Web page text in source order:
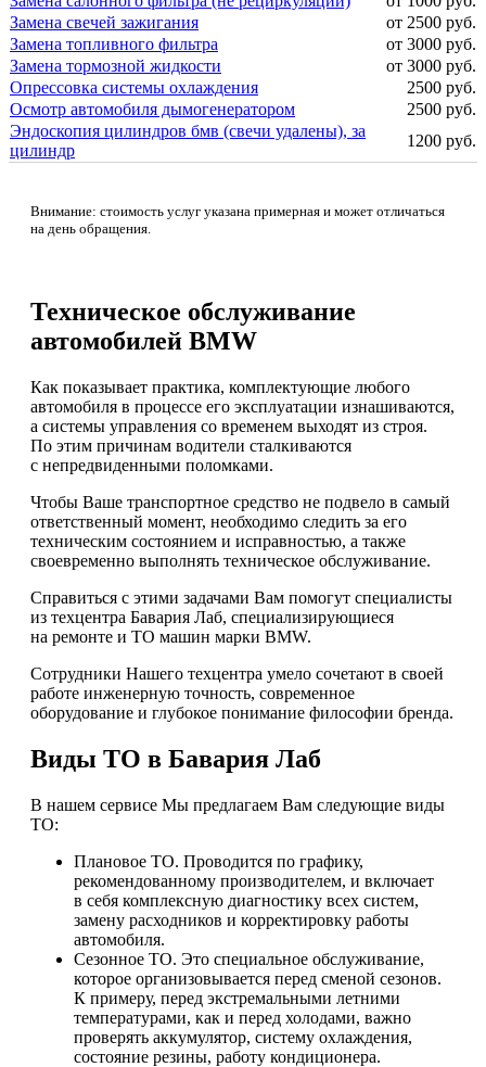
Замена свечей зажигания
от 2500 руб.
Замена топливного фильтра
от 3000 руб.
Замена тормозной жидкости
от 3000 руб.
Опрессовка системы охлаждения
2500 руб.
Осмотр автомобиля дымогенератором
2500 руб.
Эндоскопия цилиндров бмв (свечи удалены), за
цилиндр
1200 руб.
Внимание: стоимость услуг указана примерная и может отличаться
на день обращения.
Техническое обслуживание
автомобилей BMW
Как показывает практика, комплектующие любого
автомобиля в процессе его эксплуатации изнашиваются,
а системы управления со временем выходят из строя.
По этим причинам водители сталкиваются
с непредвиденными поломками.
Чтобы Ваше транспортное средство не подвело в самый
ответственный момент, необходимо следить за его
техническим состоянием и исправностью, а также
своевременно выполнять техническое обслуживание.
Справиться с этими задачами Вам помогут специалисты
из техцентра Бавария Лаб, специализирующиеся
на ремонте и ТО машин марки BMW.
Сотрудники Нашего техцентра умело сочетают в своей
работе инженерную точность, современное
оборудование и глубокое понимание философии бренда.
Виды ТО в Бавария Лаб
В нашем сервисе Мы предлагаем Вам следующие виды
ТО:
Плановое ТО. Проводится по графику,
рекомендованному производителем, и включает
в себя комплексную диагностику всех систем,
замену расходников и корректировку работы
автомобиля.
Сезонное ТО. Это специальное обслуживание,
которое организовывается перед сменой сезонов.
К примеру, перед экстремальными летними
температурами, как и перед холодами, важно
проверять аккумулятор, систему охлаждения,
состояние резины, работу кондиционера.